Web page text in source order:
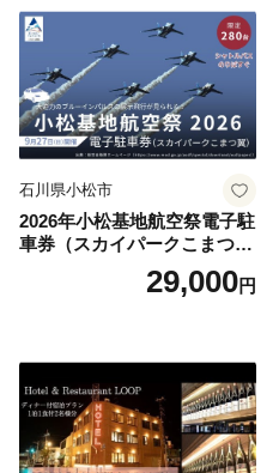
石川県小松市
2026年小松基地航空祭電子駐
車券（スカイパークこまつ
翼） 駐車場 シャトルバスの
りばすぐ 石川県 小松市
29,000円